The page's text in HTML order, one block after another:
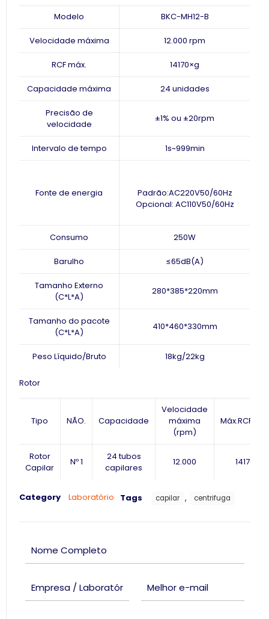
Modelo BKC-MH12-B
Velocidade máxima 12.000 rpm
RCF máx. 14170×g
Capacidade máxima 24 unidades
Precisão de
velocidade
±1% ou ±20rpm
Intervalo de tempo 1s~999min
Fonte de energia Padrão:AC220V50/60Hz
Opcional: AC110V50/60Hz
Consumo 250W
Barulho ≤65dB(A)
Tamanho Externo
(C*L*A)
280*385*220mm
Tamanho do pacote
(C*L*A)
410*460*330mm
Peso Líquido/Bruto 18kg/22kg
Rotor
Tipo NÃO. Capacidade
Velocidade
máxima
(rpm)
Rotor
Capilar
Nº 1
24 tubos
capilares
12.000 14170
Category Laboratório Tags capilar , centrifuga